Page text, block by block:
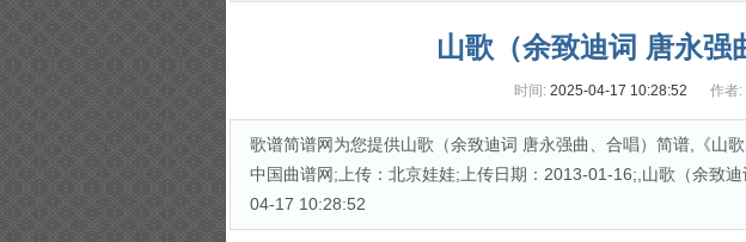
山歌（余致迪词 唐永强
时间: 2025-04-17 10:28:52 作者:
歌谱简谱网为您提供山歌（余致迪词 唐永强曲、合唱）简谱,《山
中国曲谱网;上传：北京娃娃;上传日期：2013-01-16;,山歌（余致
04-17 10:28:52